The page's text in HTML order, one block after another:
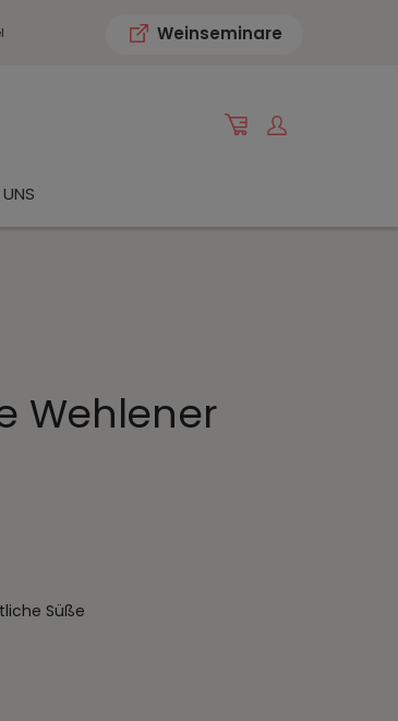
Weinseminare
Wehlener
Süße